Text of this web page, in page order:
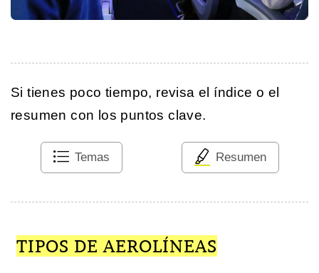
Si tienes poco tiempo, revisa el índice o el
resumen con los puntos clave.
Temas Resumen
TIPOS DE AEROLÍNEAS